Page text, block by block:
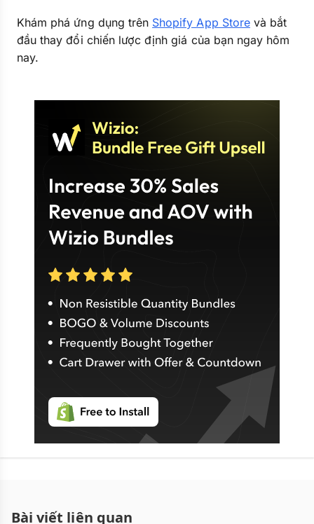
Khám phá ứng dụng trên Shopify App Storevà bắt
đầu thay đổi chiến lược định giá của bạn ngay hôm
nay.
Bài viết liên quan